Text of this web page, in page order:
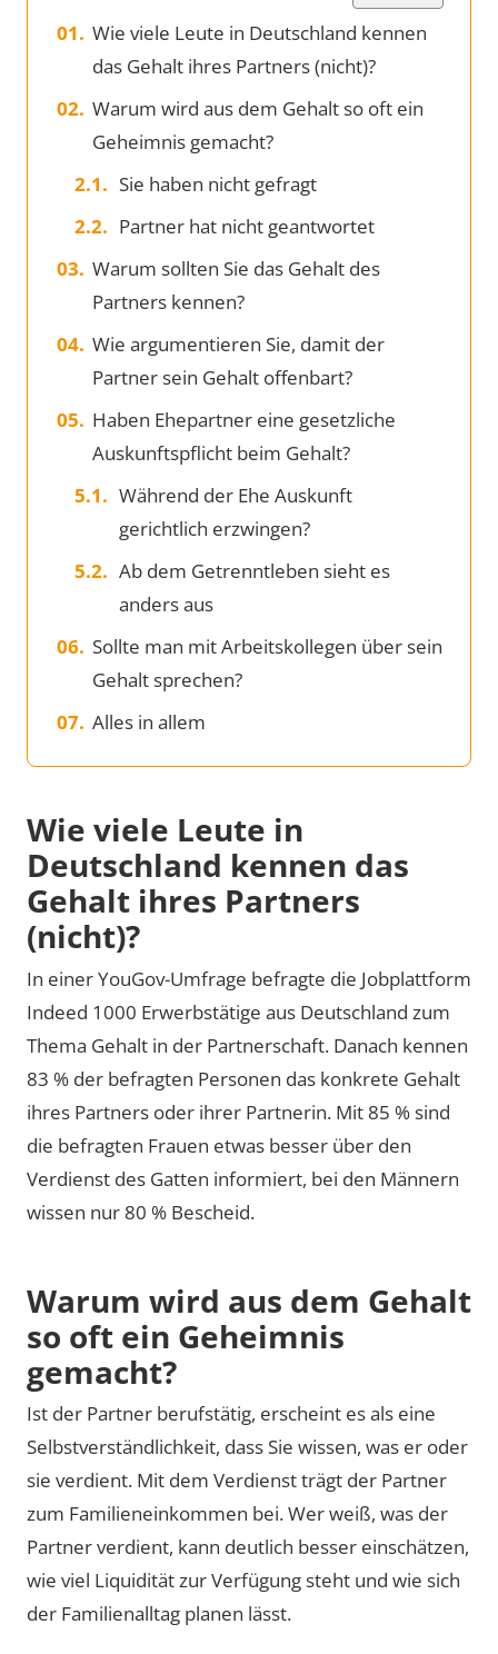
Wie viele Leute in Deutschland kennen
das Gehalt ihres Partners (nicht)?
Warum wird aus dem Gehalt so oft ein
Geheimnis gemacht?
Sie haben nicht gefragt
Partner hat nicht geantwortet
Warum sollten Sie das Gehalt des
Partners kennen?
Wie argumentieren Sie, damit der
Partner sein Gehalt offenbart?
Haben Ehepartner eine gesetzliche
Auskunftspflicht beim Gehalt?
Während der Ehe Auskunft
gerichtlich erzwingen?
Ab dem Getrenntleben sieht es
anders aus
Sollte man mit Arbeitskollegen über sein
Gehalt sprechen?
Alles in allem
Wie viele Leute in
Deutschland kennen das
Gehalt ihres Partners
(nicht)?
In einer YouGov-Umfrage befragte die Jobplattform
Indeed 1000 Erwerbstätige aus Deutschland zum
Thema Gehalt in der Partnerschaft. Danach kennen
83 % der befragten Personen das konkrete Gehalt
ihres Partners oder ihrer Partnerin. Mit 85 % sind
die befragten Frauen etwas besser über den
Verdienst des Gatten informiert, bei den Männern
wissen nur 80 % Bescheid.
Warum wird aus dem Gehalt
so oft ein Geheimnis
gemacht?
Ist der Partner berufstätig, erscheint es als eine
Selbstverständlichkeit, dass Sie wissen, was er oder
sie verdient. Mit dem Verdienst trägt der Partner
zum Familieneinkommen bei. Wer weiß, was der
Partner verdient, kann deutlich besser einschätzen,
wie viel Liquidität zur Verfügung steht und wie sich
der Familienalltag planen lässt.